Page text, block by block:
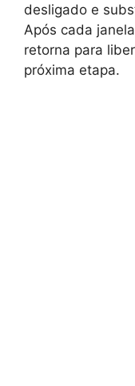
desligado e
Após cada
retorna para
próxima etapa.